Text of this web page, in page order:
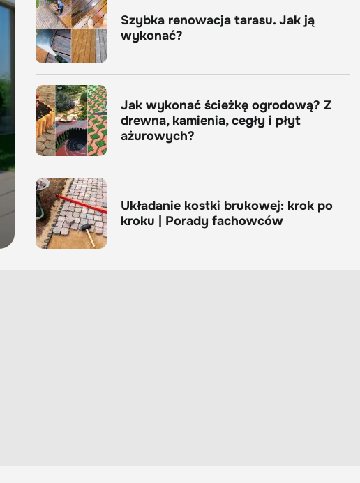
Szybka renowacja tarasu. Jak ją
wykonać?
Jak wykonać ścieżkę ogrodową? Z
drewna, kamienia, cegły i płyt
ażurowych?
Układanie kostki brukowej: krok po
kroku | Porady fachowców